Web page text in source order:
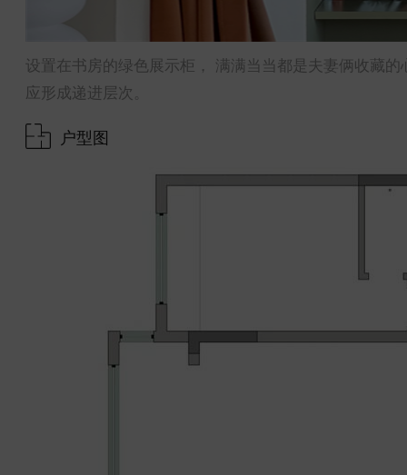
设置在书房的绿色展示柜， 满满当当都是夫妻俩收藏
应形成递进层次。
户型图